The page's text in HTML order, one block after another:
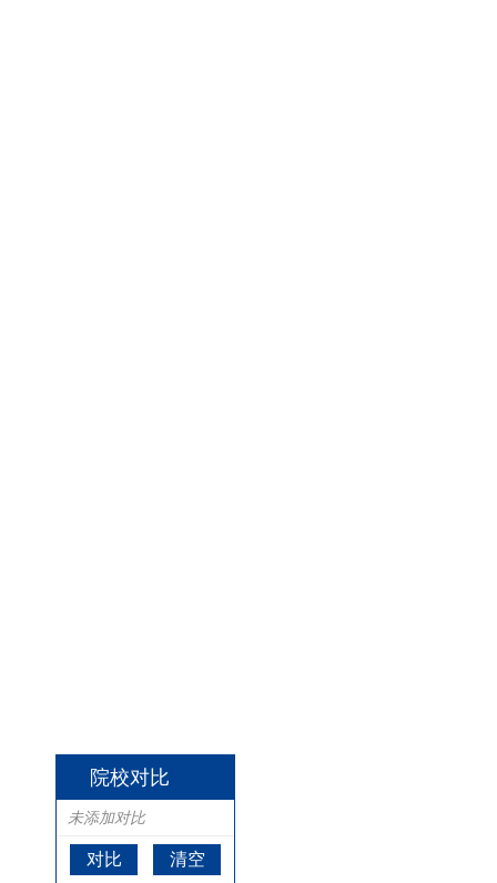
院校对比
未添加对比
对比 清空